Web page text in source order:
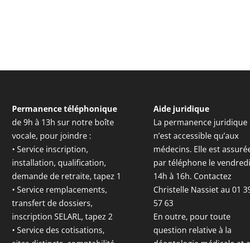
Permanence téléphonique
de 9h à 13h sur notre boîte
vocale, pour joindre :
• Service inscription,
installation, qualification,
demande de retraite, tapez 1
• Service remplacements,
transfert de dossiers,
inscription SELARL, tapez 2
• Service des cotisations,
Aide juridique
La permanence juridique
n’est accessible qu’aux
médecins. Elle est
par téléphone le
14h à 16h. Contactez
Christelle Nassiet au 01
57 63
En outre, pour toute
question relative à la